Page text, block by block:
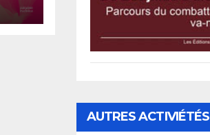
AUTRES ACTIVIÉTÉS